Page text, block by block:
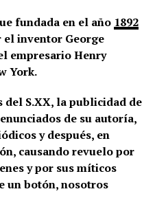
fundada en el año 1892
el inventor George
empresario Henry
York.
S.XX, la publicidad de
de su autoría,
y después, en
causando revuelo por
y por sus míticos
un botón, nosotros